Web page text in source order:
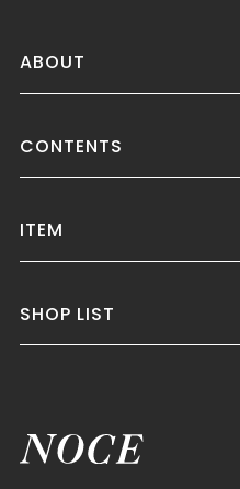
ABOUT
CONTENTS
ITEM
SHOP LIST